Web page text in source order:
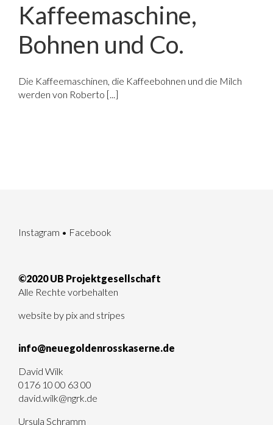
Kaffeemaschine,
Bohnen und Co.
Die Kaffeemaschinen, die Kaffeebohnen und die Milch
werden von Roberto [...]
Instagram • Facebook
©2020 UB Projektgesellschaft
Alle Rechte vorbehalten
website by pix and stripes
info@neuegoldenrosskaserne.de
David Wilk
0176 10 00 63 00
david.wilk@ngrk.de
Ursula Schramm